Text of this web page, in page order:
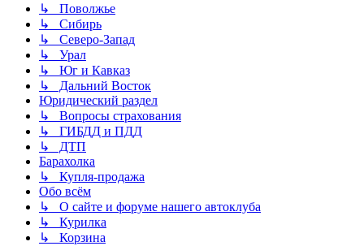
↳ Поволжье
↳ Сибирь
↳ Северо-Запад
↳ Урал
↳ Юг и Кавказ
↳ Дальний Восток
Юридический раздел
↳ Вопросы страхования
↳ ГИБДД и ПДД
↳ ДТП
Барахолка
↳ Купля-продажа
Обо всём
↳ О сайте и форуме нашего автоклуба
↳ Курилка
↳ Корзина